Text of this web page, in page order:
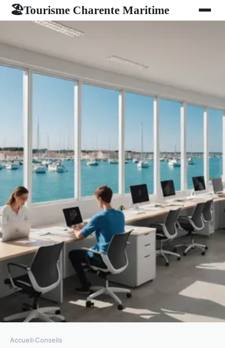
🏖Tourisme Charente Maritime
Accueil›Conseils